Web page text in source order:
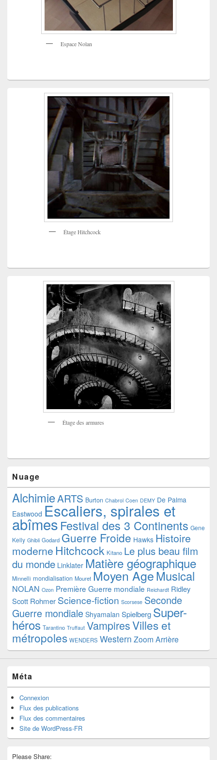
Espace Nolan
Étage Hitchcock
Étage des armures
Nuage
AlchimieARTS Burton Chabrol Coen DEMY De Palma
Eastwood Escaliers, spirales et
abîmesFestival des 3 Continents Gene
Kelly Ghibli Godard Guerre Froide Hawks Histoire
moderne Hitchcock Kitano Le plus beau film
du monde Linklater Matière géographique
Minnelli mondialisation Mouret Moyen AgeMusical
NOLAN Ozon Première Guerre mondiale Reichardt Ridley
Scott Rohmer Science-fiction Scorsese Seconde
Guerre mondiale Shyamalan Spielberg Super-
héros Tarantino Truffaut VampiresVilles et
métropoles WENDERS Western Zoom Arrière
Méta
Connexion
Flux des publications
Flux des commentaires
Site de WordPress-FR
Please Share: